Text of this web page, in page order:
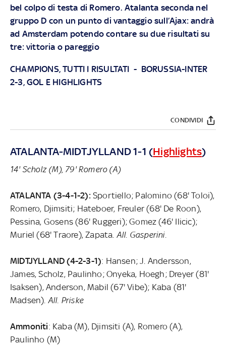
bel colpo di testa di Romero. Atalanta seconda nel
gruppo D con un punto di vantaggio sull’Ajax: andrà
ad Amsterdam potendo contare su due risultati su
tre: vittoria o pareggio
CHAMPIONS, TUTTI I RISULTATI - BORUSSIA-INTER
2-3, GOL E HIGHLIGHTS
CONDIVIDI
ATALANTA-MIDTJYLLAND 1-1 (Highlights)
14' Scholz (M), 79' Romero (A)
ATALANTA (3-4-1-2):Sportiello; Palomino (68' Toloi),
Romero, Djimsiti; Hateboer, Freuler (68' De Roon),
Pessina, Gosens (86' Ruggeri); Gomez (46' Ilicic);
Muriel (68' Traore), Zapata. All. Gasperini.
MIDTJYLLAND (4-2-3-1): Hansen; J. Andersson,
James, Scholz, Paulinho; Onyeka, Hoegh; Dreyer (81'
Isaksen), Anderson, Mabil (67' Vibe); Kaba (81'
Madsen). All. Priske
Ammoniti: Kaba (M), Djimsiti (A), Romero (A),
Paulinho (M)